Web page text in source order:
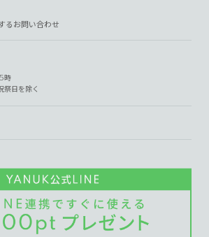
るお問い合わせ
時
祭日を除く